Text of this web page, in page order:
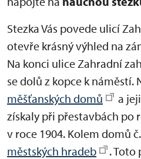
Stezka Vás povede ulicí
otevře krásný výhled na
Na konci ulice Zahradní
se dolů z kopce k náměstí.
měšťanských domů
a
získaly při přestavbách po
v roce 1904. Kolem domů
městských hradeb
. Toto